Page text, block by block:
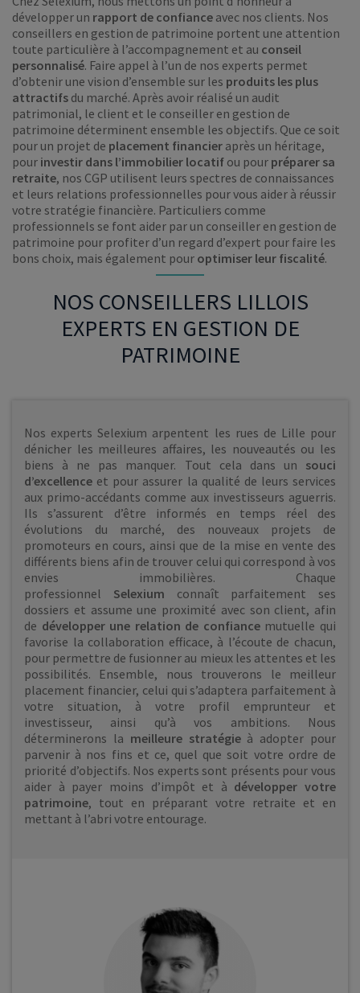
développer un rapport de confiance avec nos clients. Nos
conseillers en gestion de patrimoine portent une attention
toute particulière à l’accompagnement et au conseil
personnalisé. Faire appel à l’un de nos experts permet
d’obtenir une vision d’ensemble sur les produits les plus
attractifs du marché. Après avoir réalisé un audit
patrimonial, le client et le conseiller en gestion de
patrimoine déterminent ensemble les objectifs. Que ce soit
pour un projet de placement financier après un héritage,
pour investir dans l’immobilier locatif ou pour préparer sa
retraite, nos CGP utilisent leurs spectres de connaissances
et leurs relations professionnelles pour vous aider à réussir
votre stratégie financière. Particuliers comme
professionnels se font aider par un conseiller en gestion de
patrimoine pour profiter d’un regard d’expert pour faire les
bons choix, mais également pour optimiser leur fiscalité.
NOS CONSEILLERS LILLOIS
EXPERTS EN GESTION DE
PATRIMOINE
Nos experts Selexium arpentent les rues de Lille pour
dénicher les meilleures affaires, les nouveautés ou les
biens à ne pas manquer. Tout cela dans un souci
d’excellence et pour assurer la qualité de leurs services
aux primo-accédants comme aux investisseurs aguerris.
Ils s’assurent d’être informés en temps réel des
évolutions du marché, des nouveaux projets de
promoteurs en cours, ainsi que de la mise en vente des
différents biens afin de trouver celui qui correspond à vos
envies immobilières. Chaque
professionnel Selexium connaît parfaitement ses
dossiers et assume une proximité avec son client, afin
de développer une relation de confiance mutuelle qui
favorise la collaboration efficace, à l’écoute de chacun,
pour permettre de fusionner au mieux les attentes et les
possibilités. Ensemble, nous trouverons le meilleur
placement financier, celui qui s’adaptera parfaitement à
votre situation, à votre profil emprunteur et
investisseur, ainsi qu’à vos ambitions. Nous
déterminerons la meilleure stratégieà adopter pour
parvenir à nos fins et ce, quel que soit votre ordre de
priorité d’objectifs. Nos experts sont présents pour vous
aider à payer moins d’impôt et à développer votre
patrimoine, tout en préparant votre retraite et en
mettant à l’abri votre entourage.